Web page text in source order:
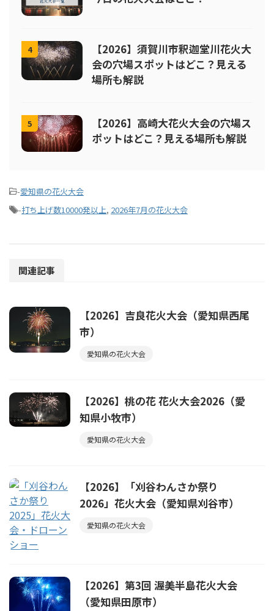
4
【2026】須賀川市釈迦堂川花火大
会の穴場スポットはどこ？見える
場所も解説
5
【2026】高崎大花火大会の穴場ス
ポットはどこ？見える場所も解説
-愛知県の花火大会
-打ち上げ数10000発以上, 2026年7月の花火大会
関連記事
【2026】吉良花火大会（愛知県西尾
市）
愛知県の花火大会
【2026】桃の花 花火大会2026（愛
知県小牧市）
愛知県の花火大会
【2026】「刈谷わんさか祭り
2026」花火大会（愛知県刈谷市）
愛知県の花火大会
【2026】第3回 渥美半島花火大会
（愛知県田原市）